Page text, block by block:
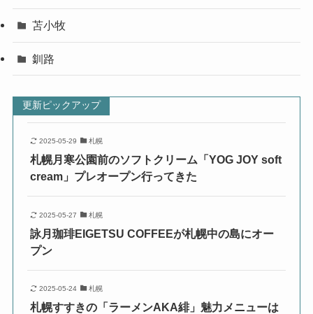
苫小牧
釧路
更新ピックアップ
2025-05-29 札幌
札幌月寒公園前のソフトクリーム「YOG JOY soft
cream」プレオープン行ってきた
2025-05-27 札幌
詠月珈琲EIGETSU COFFEEが札幌中の島にオー
プン
2025-05-24 札幌
札幌すすきの「ラーメンAKA緋」魅力メニューは